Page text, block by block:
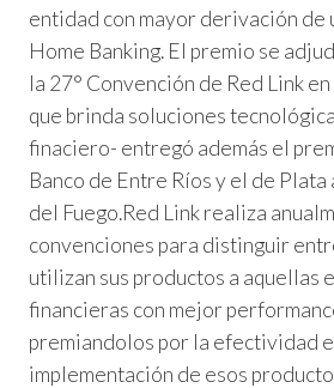
entidad con mayor derivación de
Home Banking. El premio se
la 27° Convención de Red Link
que brinda soluciones
finaciero- entregó además el
Banco de Entre Ríos y el de
del Fuego.Red Link realiza
convenciones para distinguir
utilizan sus productos a aquellas
financieras con mejor
premiandolos por la efectividad
implementación de esos